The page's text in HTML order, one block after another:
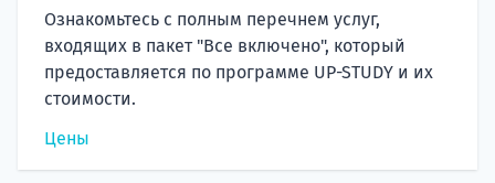
Ознакомьтесь с полным перечнем услуг,
входящих в пакет "Все включено", который
предоставляется по программе UP-STUDY и их
стоимости.
Цены